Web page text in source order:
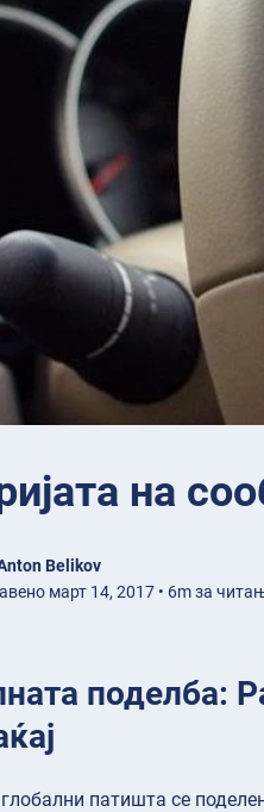
на
Belikov
март 14, 2017 • 6m за
поделба:
патишта се